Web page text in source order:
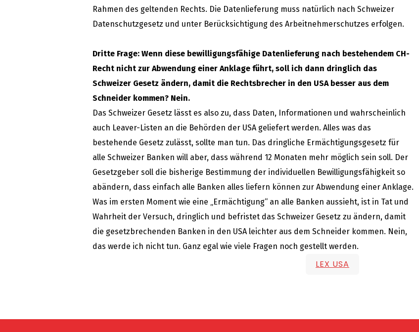
Rahmen des geltenden Rechts. Die Datenlieferung muss natürlich nach Schweizer
Datenschutzgesetz und unter Berücksichtigung des Arbeitnehmerschutzes erfolgen.
Dritte Frage: Wenn diese bewilligungsfähige Datenlieferung nach bestehendem CH-
Recht nicht zur Abwendung einer Anklage führt, soll ich dann dringlich das
Schweizer Gesetz ändern, damit die Rechtsbrecher in den USA besser aus dem
Schneider kommen? Nein.
Das Schweizer Gesetz lässt es also zu, dass Daten, Informationen und wahrscheinlich
auch Leaver-Listen an die Behörden der USA geliefert werden. Alles was das
bestehende Gesetz zulässt, sollte man tun. Das dringliche Ermächtigungsgesetz für
alle Schweizer Banken will aber, dass während 12 Monaten mehr möglich sein soll. Der
Gesetzgeber soll die bisherige Bestimmung der individuellen Bewilligungsfähigkeit so
abändern, dass einfach alle Banken alles liefern können zur Abwendung einer Anklage.
Was im ersten Moment wie eine „Ermächtigung“ an alle Banken aussieht, ist in Tat und
Wahrheit der Versuch, dringlich und befristet das Schweizer Gesetz zu ändern, damit
die gesetzbrechenden Banken in den USA leichter aus dem Schneider kommen. Nein,
das werde ich nicht tun. Ganz egal wie viele Fragen noch gestellt werden.
LEX USA